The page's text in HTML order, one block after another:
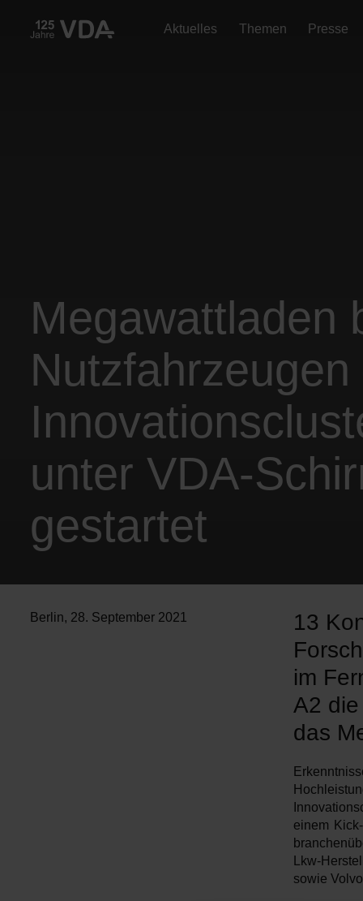
Aktuelles Themen Presse
Megawattladen
Nutzfahrzeugen
unter VDA-
gestartet
Berlin, 28. September 2021
13
im
A2
das
einem
Lkw-
sowie